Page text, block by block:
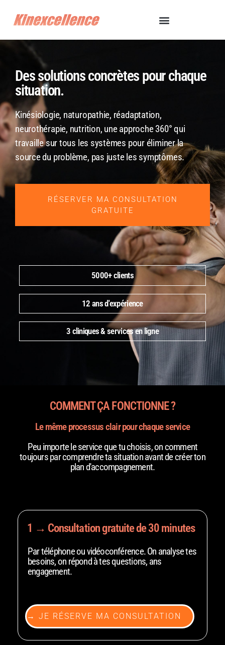
Des solutions concrètes pour chaque
situation.
Kinésiologie, naturopathie, réadaptation,
neurothérapie, nutrition, une approche 360° qui
travaille sur tous les systèmes pour éliminer la
source du problème, pas juste les symptômes.
RÉSERVER MA CONSULTATION
GRATUITE
5000+ clients
12 ans d'expérience
3 cliniques & services en ligne
COMMENT ÇA FONCTIONNE ?
Le même processus clair pour chaque service
Peu importe le service que tu choisis, on comment
toujours par comprendre ta situation avant de créer ton
plan d'accompagnement.
1 → Consultation gratuite de 30 minutes
Par téléphone ou vidéoconférence. On analyse tes
besoins, on répond à tes questions, ans
engagement.
→ JE RÉSERVE MA CONSULTATION